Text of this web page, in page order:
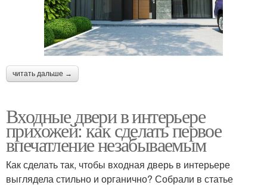
читать дальше →
Входные двери в интерьере
прихожей: как сделать первое
впечатление незабываемым
Как сделать так, чтобы входная дверь в интерьере
выглядела стильно и органично? Собрали в статье